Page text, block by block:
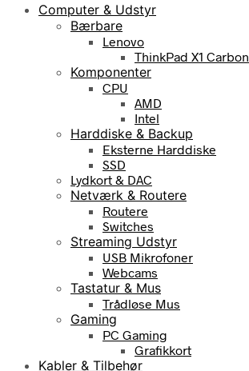
Computer & Udstyr
Bærbare
Lenovo
ThinkPad X1 Carbon
Komponenter
CPU
AMD
Intel
Harddiske & Backup
Eksterne Harddiske
SSD
Lydkort & DAC
Netværk & Routere
Routere
Switches
Streaming Udstyr
USB Mikrofoner
Webcams
Tastatur & Mus
Trådløse Mus
Gaming
PC Gaming
Grafikkort
Kabler & Tilbehør